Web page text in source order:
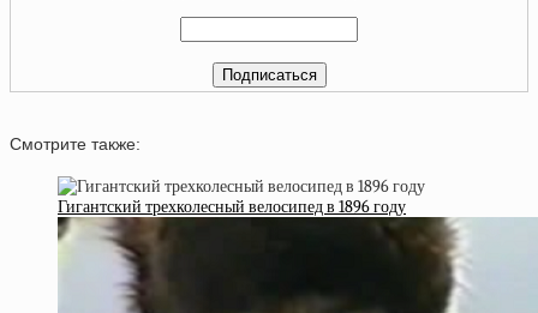
Смотрите также:
Гигантский трехколесный велосипед в 1896 году